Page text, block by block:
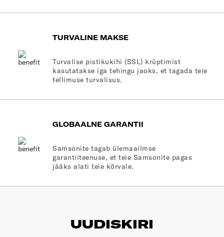
TURVALINE MAKSE
Turvalise pistikukihi (SSL) krüptimist
kasutatakse iga tehingu jaoks, et tagada teie
tellimuse turvalisus.
GLOBAALNE GARANTII
Samsonite tagab ülemaailmse
garantiiteenuse, et teie Samsonite pagas
jääks alati teie kõrvale.
UUDISKIRI